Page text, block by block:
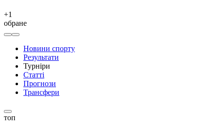
+1
обране
Новини спорту
Результати
Турніри
Статті
Прогнози
Трансфери
топ